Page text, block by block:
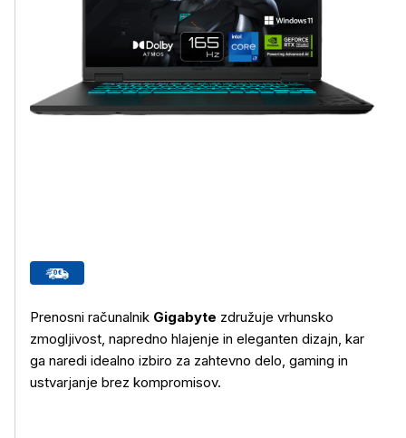
Prenosni računalnik Gigabyte združuje vrhunsko
zmogljivost, napredno hlajenje in eleganten dizajn, kar
ga naredi idealno izbiro za zahtevno delo, gaming in
ustvarjanje brez kompromisov.